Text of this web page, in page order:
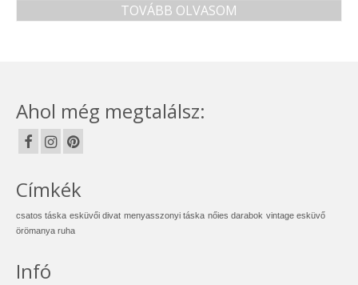
TOVÁBB OLVASOM
Ahol még megtalálsz:
Címkék
csatos táska esküvői divat menyasszonyi táska nőies darabok vintage esküvő
örömanya ruha
Infó